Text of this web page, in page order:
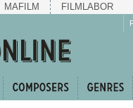
MAFILM FILMLABOR